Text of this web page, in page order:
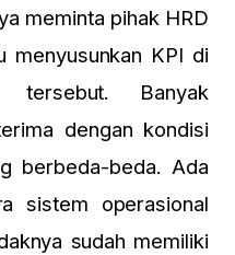
meminta pihak HRD
menyusunkan KPI di
tersebut. Banyak
dengan kondisi
berbeda-beda. Ada
sistem operasional
sudah memiliki